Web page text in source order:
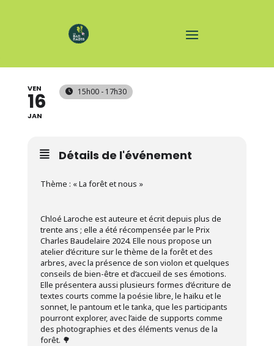
VEN
16
JAN
15h00 - 17h30
Détails de l'événement
Thème : « La forêt et nous »
Chloé Laroche est auteure et écrit depuis plus de
trente ans ; elle a été récompensée par le Prix
Charles Baudelaire 2024. Elle nous propose un
atelier d’écriture sur le thème de la forêt et des
arbres, avec la présence de son violon et quelques
conseils de bien-être et d’accueil de ses émotions.
Elle présentera aussi plusieurs formes d’écriture de
textes courts comme la poésie libre, le haïku et le
sonnet, le pantoum et le tanka, que les participants
pourront explorer, avec l’aide de supports comme
des photographies et des éléments venus de la
forêt. 🌳